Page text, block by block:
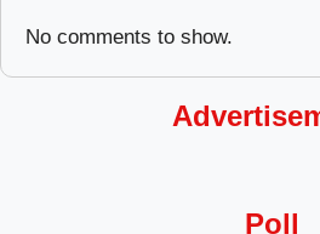
No comments to show.
Poll